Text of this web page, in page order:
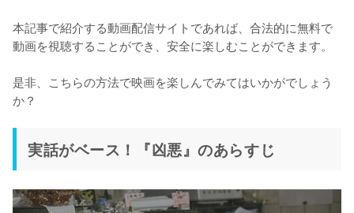
本記事で紹介する動画配信サイトであれば、合法的に無料で
動画を視聴することができ、安全に楽しむことができます。
是非、こちらの方法で映画を楽しんでみてはいかがでしょう
か？
実話がベース！『凶悪』のあらすじ